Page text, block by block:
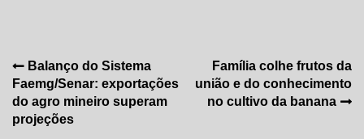
Navegação
de
Post
Balanço do Sistema
Faemg/Senar: exportações
do agro mineiro superam
projeções
Família colhe frutos da
união e do conhecimento
no cultivo da banana